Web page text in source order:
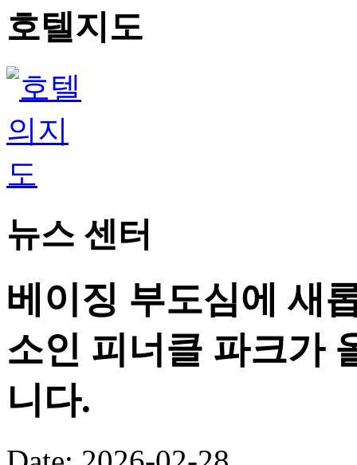
호텔지도
뉴스 센터
베이징 부도심에 새
소인 피너클 파크가
니다.